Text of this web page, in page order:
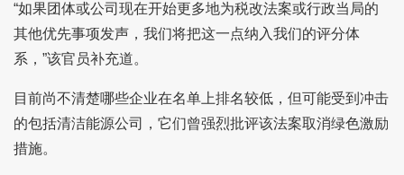
“如果团体或公司现在开始更多地为税改法案或行政当局的
其他优先事项发声，我们将把这一点纳入我们的评分体
系，”该官员补充道。
目前尚不清楚哪些企业在名单上排名较低，但可能受到冲击
的包括清洁能源公司，它们曾强烈批评该法案取消绿色激励
措施。